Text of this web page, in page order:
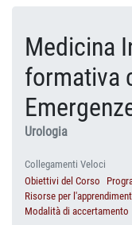
Medicina
formativa
Urologia
Collegamenti Veloci
Obiettivi del Corso
Risorse per
Modalità di accertamento